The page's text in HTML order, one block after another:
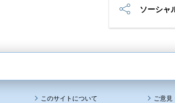
ソーシャ
このサイトについて